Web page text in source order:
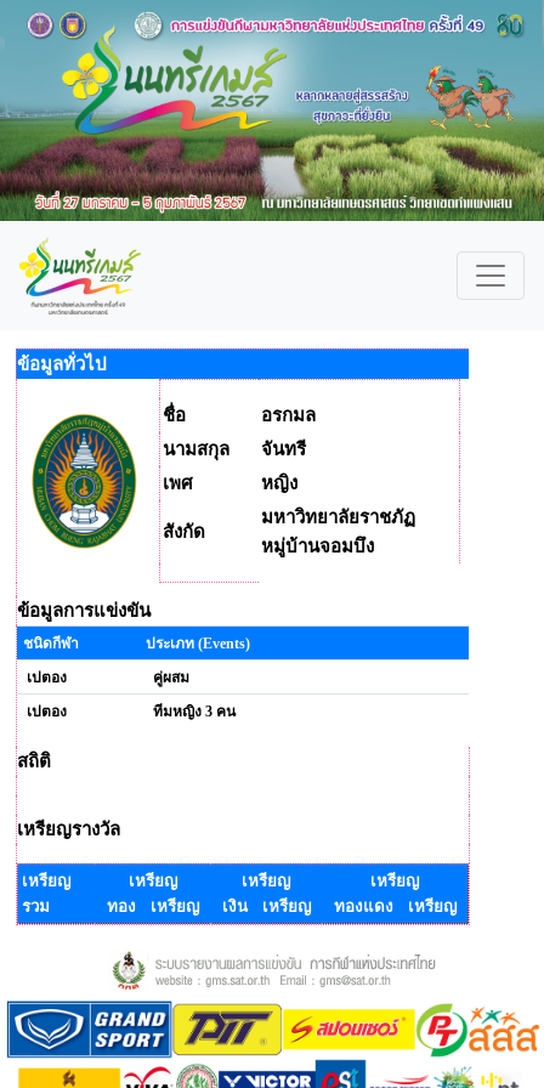
ข้อมูลทั่วไป
ชื่อ
อรกมล
นามสกุล
จันทรี
เพศ
หญิง
สังกัด
มหาวิทยาลัยราชภัฏ
หมู่บ้านจอมบึง
ข้อมูลการแข่งขัน
ชนิดกีฬา
ประเภท (Events)
เปตอง
คู่ผสม
เปตอง
ทีมหญิง 3 คน
สถิติ
เหรียญรางวัล
เหรียญ
รวม
เหรียญ
ทอง เหรียญ
เหรียญ
เงิน เหรียญ
เหรียญ
ทองแดง เหรียญ